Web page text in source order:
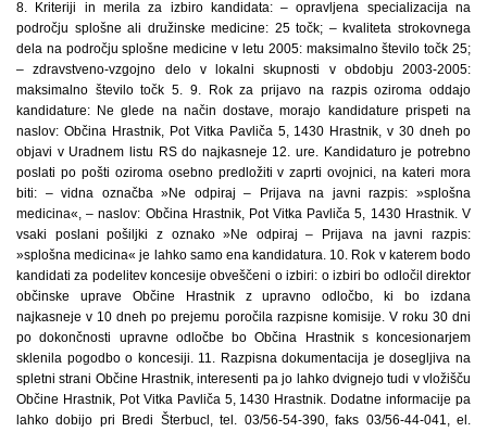
8. Kriteriji in merila za izbiro kandidata: – opravljena specializacija na
področju splošne ali družinske medicine: 25 točk; – kvaliteta strokovnega
dela na področju splošne medicine v letu 2005: maksimalno število točk 25;
– zdravstveno-vzgojno delo v lokalni skupnosti v obdobju 2003-2005:
maksimalno število točk 5. 9. Rok za prijavo na razpis oziroma oddajo
kandidature: Ne glede na način dostave, morajo kandidature prispeti na
naslov: Občina Hrastnik, Pot Vitka Pavliča 5, 1430 Hrastnik, v 30 dneh po
objavi v Uradnem listu RS do najkasneje 12. ure. Kandidaturo je potrebno
poslati po pošti oziroma osebno predložiti v zaprti ovojnici, na kateri mora
biti: – vidna označba »Ne odpiraj – Prijava na javni razpis: »splošna
medicina«, – naslov: Občina Hrastnik, Pot Vitka Pavliča 5, 1430 Hrastnik. V
vsaki poslani pošiljki z oznako »Ne odpiraj – Prijava na javni razpis:
»splošna medicina« je lahko samo ena kandidatura. 10. Rok v katerem bodo
kandidati za podelitev koncesije obveščeni o izbiri: o izbiri bo odločil direktor
občinske uprave Občine Hrastnik z upravno odločbo, ki bo izdana
najkasneje v 10 dneh po prejemu poročila razpisne komisije. V roku 30 dni
po dokončnosti upravne odločbe bo Občina Hrastnik s koncesionarjem
sklenila pogodbo o koncesiji. 11. Razpisna dokumentacija je dosegljiva na
spletni strani Občine Hrastnik, interesenti pa jo lahko dvignejo tudi v vložišču
Občine Hrastnik, Pot Vitka Pavliča 5, 1430 Hrastnik. Dodatne informacije pa
lahko dobijo pri Bredi Šterbucl, tel. 03/56-54-390, faks 03/56-44-041, el.